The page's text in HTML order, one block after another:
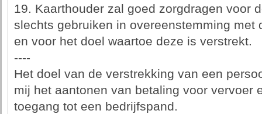
19. Kaarthouder zal goed zorgdragen voor
slechts gebruiken in overeenstemming met
en voor het doel waartoe deze is verstrekt.
----
Het doel van de verstrekking van een
mij het aantonen van betaling voor vervoer
toegang tot een bedrijfspand.